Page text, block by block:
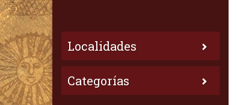
Localidades
Categorías